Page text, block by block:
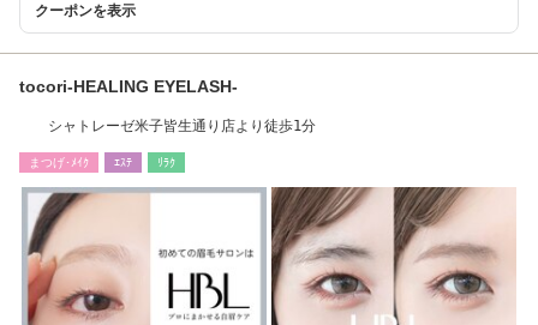
クーポンを表示
tocori-HEALING EYELASH-
シャトレーゼ米子皆生通り店より徒歩1分
まつげ･ﾒｲｸ ｴｽﾃ ﾘﾗｸ